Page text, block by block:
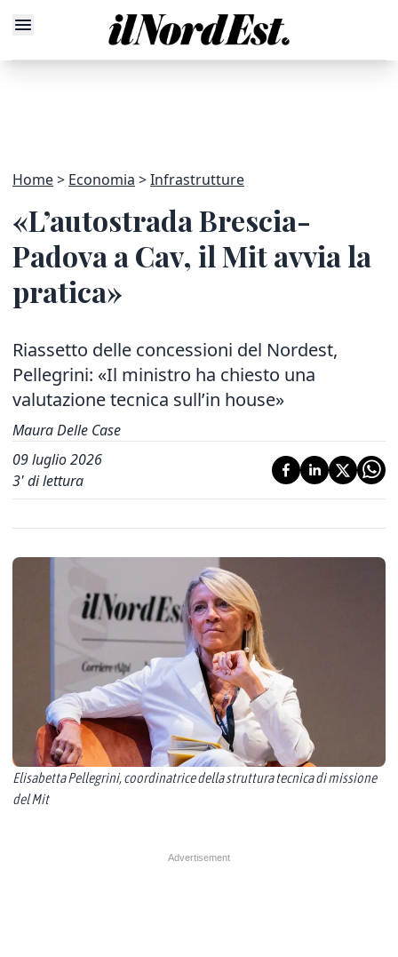
Home Economia Infrastrutture
«L’autostrada Brescia-
Padova a Cav, il Mit avvia la
pratica»
Riassetto delle concessioni del Nordest,
Pellegrini: «Il ministro ha chiesto una
valutazione tecnica sull’in house»
Maura Delle Case
09 luglio 2026
3' di lettura
Elisabetta Pellegrini, coordinatrice della struttura tecnica di missione
del Mit